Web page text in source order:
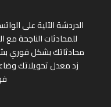
الدردشة الآلية على
للمحادثات الناجحة
محادثاتك بشكل فوري
زد معدل تحويلاتك